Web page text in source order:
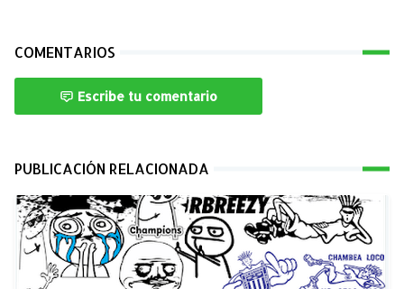
COMENTARIOS
Escribe tu comentario
PUBLICACIÓN RELACIONADA